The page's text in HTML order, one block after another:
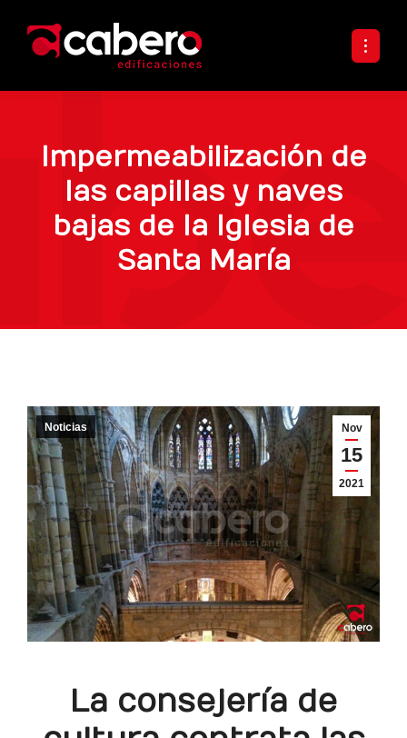
Impermeabilización de
las capillas y naves
bajas de la Iglesia de
Santa María
Nov
15
2021
Noticias
La consejería de